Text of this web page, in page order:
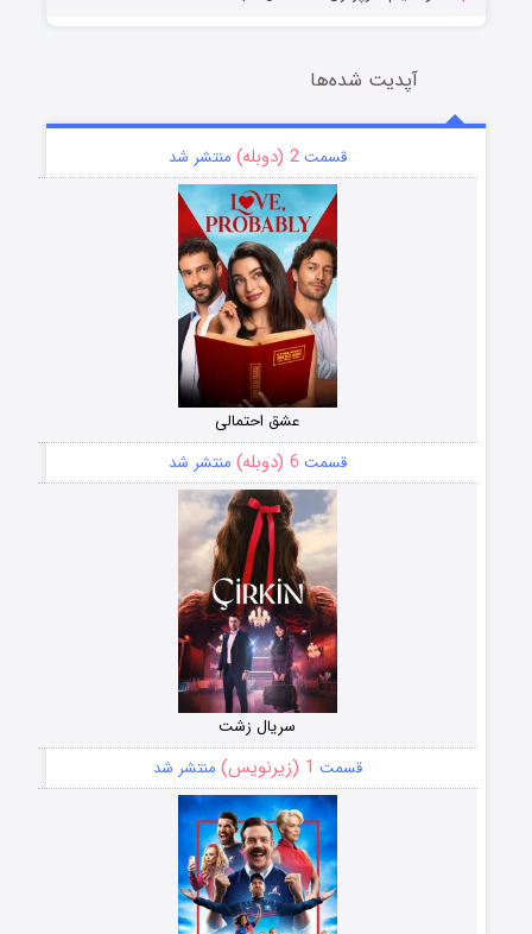
آپدیت شده‌ها
قسمت2 (دوبله) منتشر شد
عشق احتمالی
قسمت 6 (دوبله) منتشر شد
سریال زشت
قسمت 1 (زیرنویس) منتشر شد